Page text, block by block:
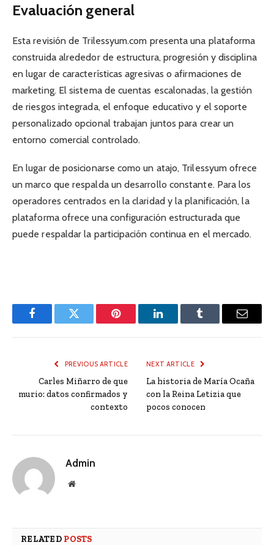
Evaluación general
Esta revisión de Trilessyum.com presenta una plataforma
construida alrededor de estructura, progresión y disciplina
en lugar de características agresivas o afirmaciones de
marketing. El sistema de cuentas escalonadas, la gestión
de riesgos integrada, el enfoque educativo y el soporte
personalizado opcional trabajan juntos para crear un
entorno comercial controlado.
En lugar de posicionarse como un atajo, Trilessyum ofrece
un marco que respalda un desarrollo constante. Para los
operadores centrados en la claridad y la planificación, la
plataforma ofrece una configuración estructurada que
puede respaldar la participación continua en el mercado.
FacebookTwitter Pinterest LinkedInTumblr Email
PREVIOUS ARTICLE
Carles Miñarro de que
murio: datos confirmados y
contexto
NEXT ARTICLE
La historia de María Ocaña
con la Reina Letizia que
pocos conocen
Admin
Website
RELATED POSTS